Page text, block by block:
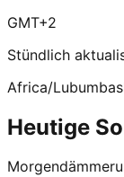
GMT+2
Stündlich
Africa/
Heutige